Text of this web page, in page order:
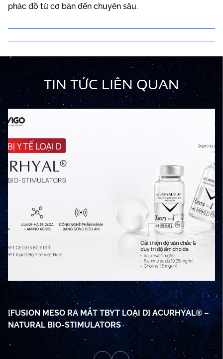
phác đồ từ cơ bản đến chuyên sâu.
TIN TỨC LIÊN QUAN
19/05/2026
[FUSION MESO RA MẮT TBYT LOẠI D] ACURHYAL® –
NATURAL BIO-STIMULATORS